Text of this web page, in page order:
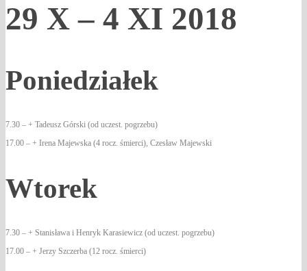
29 X – 4 XI 2018
Poniedziałek
7.30 – + Tadeusz Górski (od uczest. pogrzebu)
17.00 – + Irena Majewska (4 rocz. śmierci), Czesław Majewski
Wtorek
7.30 – + Stanisława i Henryk Karasiewicz (od uczest. pogrzebu)
17.00 – + Jerzy Szczerba (12 rocz. śmierci)